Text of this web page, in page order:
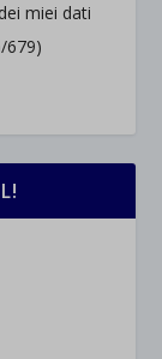
miei dati
679)